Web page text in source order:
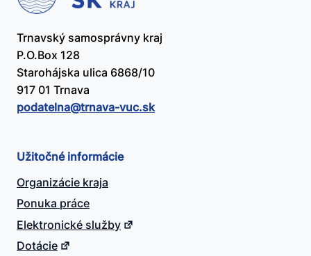
Trnavský samosprávny kraj
P.O.Box 128
Starohájska ulica 6868/10
917 01 Trnava
podatelna@​trnava-vuc.sk
Užitočné informácie
Organizácie kraja
Ponuka práce
Elektronické služby
Dotácie